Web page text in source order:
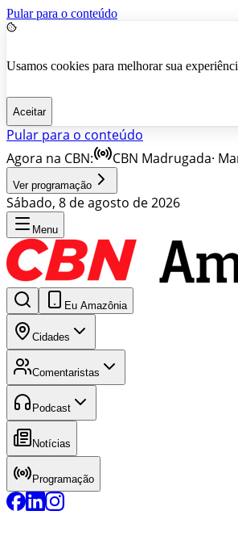
Pular para o conteúdo
Usamos cookies para melhorar sua
Aceitar
Pular para o conteúdo
Agora na CBN:
CBN Madrugada·
Ver programação
Sábado, 8 de agosto de 2026
Menu
Eu Amazônia
Cidades
Comentaristas
Podcast
Notícias
Programação